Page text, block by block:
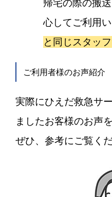
帰宅の際の搬
心してご利用
と同じスタッ
ご利用者様のお声紹介
実際にひえだ救急サ
ましたお客様のお声
ぜひ、参考にご覧くだ